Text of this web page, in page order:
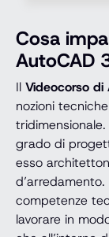
Cosa
AutoCAD
Il Videocorso
nozioni
grado di
esso
competenze
lavorare in